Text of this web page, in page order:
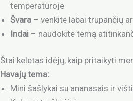
temperatūroje
Švara – venkite labai trupančių
Indai – naudokite temą
Štai keletas idėjų, kaip pritaikyti
Havajų tema:
Mini šašlykai su ananasais ir